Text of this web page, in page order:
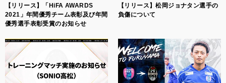
【リリース】「HiFA AWARDS
2021」年間優秀チーム表彰及び年間
優秀選手表彰受賞のお知らせ
【リリース】松岡ジョナタン選手の
負傷について